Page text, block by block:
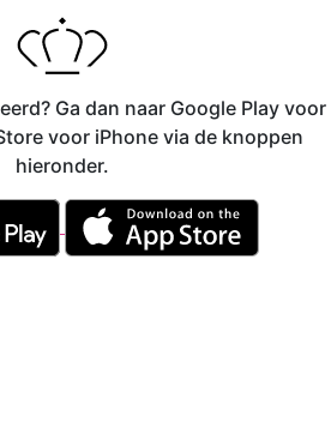
Ga dan naar Google Play voor
voor iPhone via de knoppen
hieronder.